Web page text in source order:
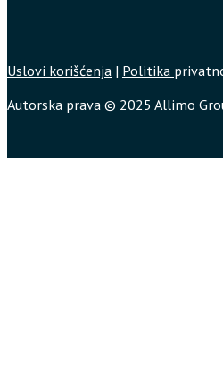
Uslovi korišćenja | Politika
Autorska prava © 2025 Allimo